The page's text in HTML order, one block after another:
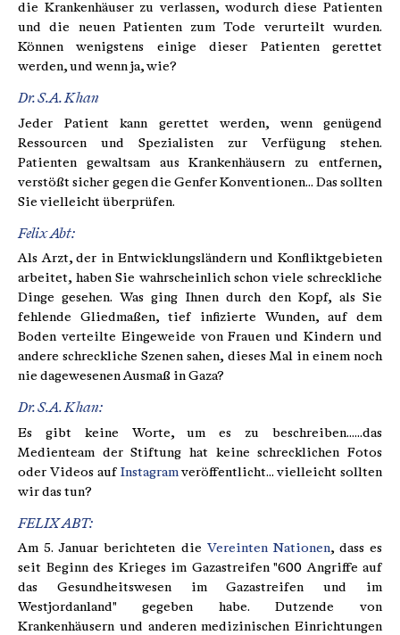
die Krankenhäuser zu verlassen, wodurch diese Patienten
und die neuen Patienten zum Tode verurteilt wurden.
Können wenigstens einige dieser Patienten gerettet
werden, und wenn ja, wie?
Dr. S.A. Khan
Jeder Patient kann gerettet werden, wenn genügend
Ressourcen und Spezialisten zur Verfügung stehen.
Patienten gewaltsam aus Krankenhäusern zu entfernen,
verstößt sicher gegen die Genfer Konventionen... Das sollten
Sie vielleicht überprüfen.
Felix Abt:
Als Arzt, der in Entwicklungsländern und Konfliktgebieten
arbeitet, haben Sie wahrscheinlich schon viele schreckliche
Dinge gesehen. Was ging Ihnen durch den Kopf, als Sie
fehlende Gliedmaßen, tief infizierte Wunden, auf dem
Boden verteilte Eingeweide von Frauen und Kindern und
andere schreckliche Szenen sahen, dieses Mal in einem noch
nie dagewesenen Ausmaß in Gaza?
Dr. S.A. Khan:
Es gibt keine Worte, um es zu beschreiben......das
Medienteam der Stiftung hat keine schrecklichen Fotos
oder Videos auf Instagramveröffentlicht... vielleicht sollten
wir das tun?
FELIX ABT:
Am 5. Januar berichteten die Vereinten Nationen, dass es
seit Beginn des Krieges im Gazastreifen "600 Angriffe auf
das Gesundheitswesen im Gazastreifen und im
Westjordanland" gegeben habe. Dutzende von
Krankenhäusern und anderen medizinischen Einrichtungen